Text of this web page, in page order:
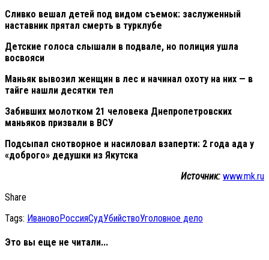
Cливко вешал детей под видом съемок: заслуженный
наставник прятал смерть в турклубе
Детские голоса слышали в подвале, но полиция ушла
восвояси
Маньяк вывозил женщин в лес и начинал охоту на них — в
тайге нашли десятки тел
Забивших молотком 21 человека Днепропетровских
маньяков призвали в ВСУ
Подсыпал снотворное и насиловал взаперти: 2 года ада у
«доброго» дедушки из Якутска
Источник: www.mk.ru
Share
Tags: Иваново РоссияСудУбийствоУголовное дело
Это вы еще не читали...